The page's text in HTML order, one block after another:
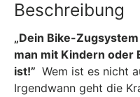
Beschreibung
„Dein Bike-
man mit Kindern oder
ist!” Wem ist es nicht
Irgendwann geht die